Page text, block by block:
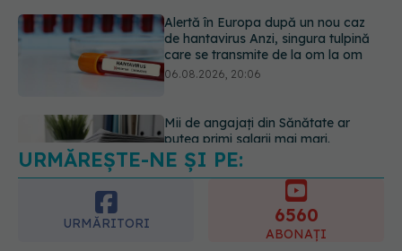
Mii de angajați din Sănătate ar
putea primi salarii mai mari.
Sindicatele cer schimbarea legii
06.08.2026, 19:26
Alergia la ambrozie: 4 lucruri
esențiale despre simptome,
prevenție și tratament, explicate de
dr. Tudor Ciuhodaru
URMĂREȘTE-NE ȘI PE:
URMĂRITORI 6560
ABONAȚI